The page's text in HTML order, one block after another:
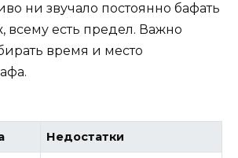
ни звучало постоянно бафать
всему есть предел. Важно
время и место
Недостатки